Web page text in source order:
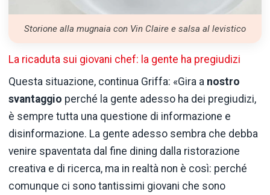
Storione alla mugnaia con Vin Claire e salsa al levistico
La ricaduta sui giovani chef: la gente ha pregiudizi
Questa situazione, continua Griffa: «Gira a nostro
svantaggio perché la gente adesso ha dei pregiudizi,
è sempre tutta una questione di informazione e
disinformazione. La gente adesso sembra che debba
venire spaventata dal fine dining dalla ristorazione
creativa e di ricerca, ma in realtà non è così: perché
comunque ci sono tantissimi giovani che sono